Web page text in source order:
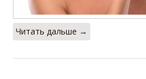
Читать дальше →